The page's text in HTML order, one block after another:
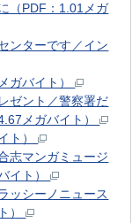
（PDF：1.01メガ
ンターです／イン
ガバイト）
ゼント／警察署だ
メガバイト）
ト）
志マンガミュージ
イト）
ッシーノニュース
）